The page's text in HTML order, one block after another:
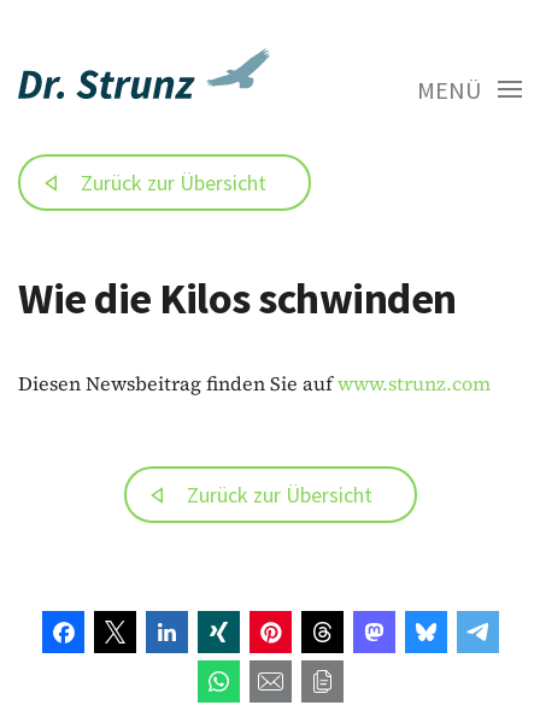
MENÜ
Zurück zur Übersicht
Wie die Kilos schwinden
Diesen Newsbeitrag finden Sie aufwww.strunz.com
Zurück zur Übersicht